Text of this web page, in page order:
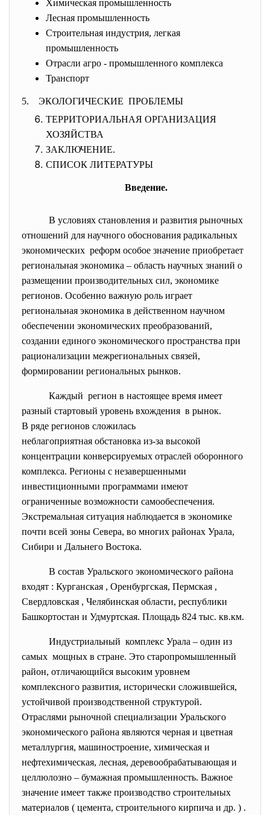
Химическая промышленность
Лесная промышленность
Строительная индустрия, легкая
промышленность
Отрасли агро - промышленного комплекса
Транспорт
5. ЭКОЛОГИЧЕСКИЕ ПРОБЛЕМЫ
ТЕРРИТОРИАЛЬНАЯ ОРГАНИЗАЦИЯ
ХОЗЯЙСТВА
ЗАКЛЮЧЕНИЕ.
СПИСОК ЛИТЕРАТУРЫ
Введение.
В условиях становления и развития рыночных
отношений для научного обоснования радикальных
экономических реформ особое значение приобретает
региональная экономика – область научных знаний о
размещении производительных сил, экономике
регионов. Особенно важную роль играет
региональная экономика в действенном научном
обеспечении экономических преобразований,
создании единого экономического пространства при
рационализации межрегиональных связей,
формировании региональных рынков.
Каждый регион в настоящее время имеет
разный стартовый уровень вхождения в рынок.
В ряде регионов сложилась
неблагоприятная обстановка из-за высокой
концентрации конверсируемых отраслей оборонного
комплекса. Регионы с незавершенными
инвестиционными программами имеют
ограниченные возможности самообеспечения.
Экстремальная ситуация наблюдается в экономике
почти всей зоны Севера, во многих районах Урала,
Сибири и Дальнего Востока.
В состав Уральского экономического района
входят : Курганская , Оренбургская, Пермская ,
Свердловская , Челябинская области, республики
Башкортостан и Удмуртская. Площадь 824 тыс. кв.км.
Индустриальный комплекс Урала – один из
самых мощных в стране. Это старопромышленный
район, отличающийся высоким уровнем
комплексного развития, исторически сложившейся,
устойчивой производственной структурой.
Отраслями рыночной специализации Уральского
экономического района являются черная и цветная
металлургия, машиностроение, химическая и
нефтехимическая, лесная, деревообрабатывающая и
целлюлозно – бумажная промышленность. Важное
значение имеет также производство строительных
материалов ( цемента, строительного кирпича и др. ) .